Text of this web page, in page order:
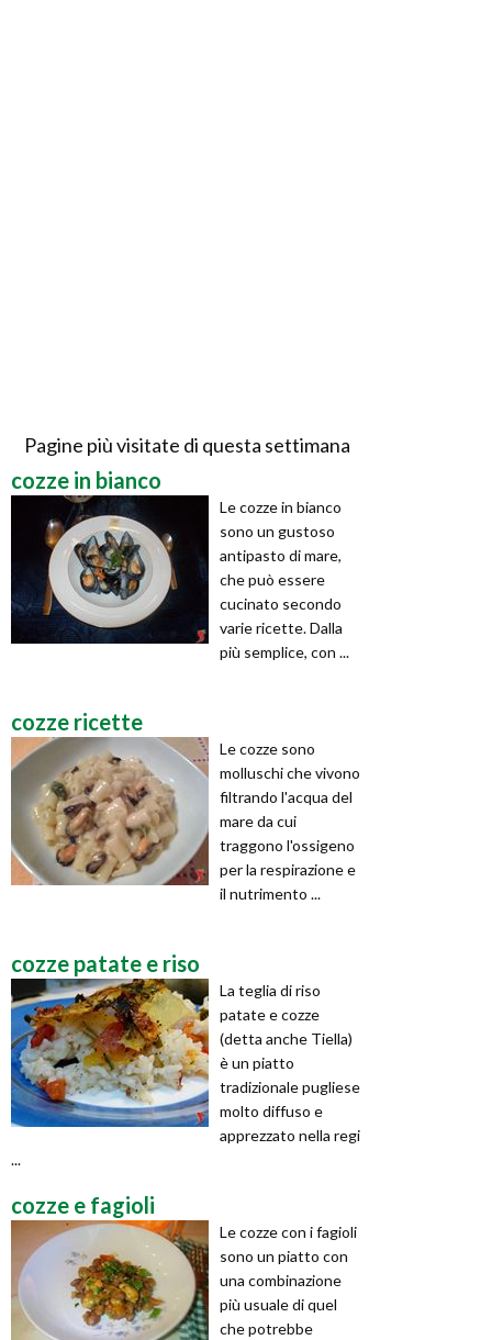
Pagine più visitate di questa settimana
cozze in bianco
Le cozze in bianco
sono un gustoso
antipasto di mare,
che può essere
cucinato secondo
varie ricette. Dalla
più semplice, con ...
cozze ricette
Le cozze sono
molluschi che vivono
filtrando l'acqua del
mare da cui
traggono l'ossigeno
per la respirazione e
il nutrimento ...
cozze patate e riso
La teglia di riso
patate e cozze
(detta anche Tiella)
è un piatto
tradizionale pugliese
molto diffuso e
apprezzato nella regi
...
cozze e fagioli
Le cozze con i fagioli
sono un piatto con
una combinazione
più usuale di quel
che potrebbe